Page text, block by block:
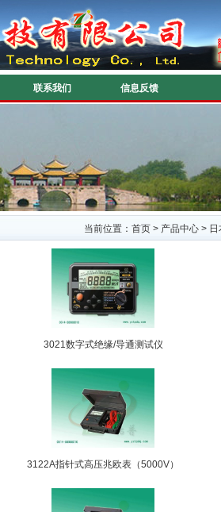
联系我们 信息反馈
当前位置： 首页 > 产品中心 >
3021数字式绝缘/导通测试仪
3122A指针式高压兆欧表（5000V）